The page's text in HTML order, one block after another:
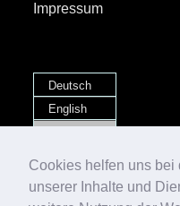
Cookies helfen uns bei
unserer Inhalte und
Impressum
Deutsch
English
Português